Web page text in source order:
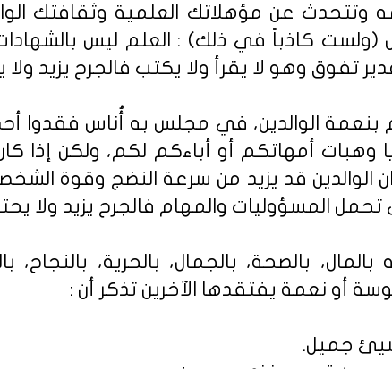
وتتحدث عن مؤهلاتك العلمية وثقافتك
(ولست كاذباً في ذلك) : العلم ليس بالشهادات
وهو لا يقرأ ولا يكتب فالجرح يزيد ولا
بنعمة الوالدين، في مجلس به أُناس فقدوا
وهبات أمهاتكم أو أباءكم لكم، ولكن إذا
الوالدين قد يزيد من سرعة النضج وقوة
المسؤوليات والمهام فالجرح يزيد ولا
بالصحة، بالجمال، بالحرية، بالنجاح،
أو نعمة يفتقدها الآخرين تذكر أن :